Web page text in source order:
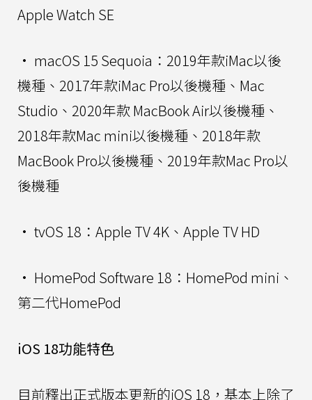
Apple Watch SE
• macOS 15 Sequoia：2019年款iMac以後
機種、2017年款iMac Pro以後機種、Mac
Studio、2020年款 MacBook Air以後機種、
2018年款Mac mini以後機種、2018年款
MacBook Pro以後機種、2019年款Mac Pro以
後機種
• tvOS 18：Apple TV 4K、Apple TV HD
• HomePod Software 18：HomePod mini‌、
第二代HomePod
iOS 18功能特色
目前釋出正式版本更新的iOS 18，基本上除了